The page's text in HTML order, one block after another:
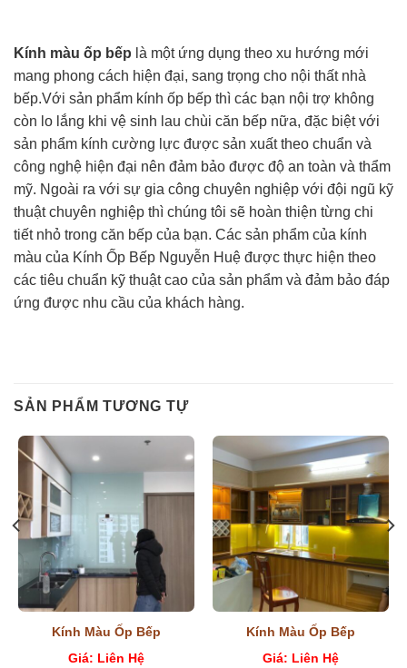
Kính màu ốp bếp là một ứng dụng theo xu hướng mới
mang phong cách hiện đại, sang trọng cho nội thất nhà
bếp.Với sản phẩm kính ốp bếp thì các bạn nội trợ không
còn lo lắng khi vệ sinh lau chùi căn bếp nữa, đặc biệt với
sản phẩm kính cường lực được sản xuất theo chuẩn và
công nghệ hiện đại nên đảm bảo được độ an toàn và thẩm
mỹ. Ngoài ra với sự gia công chuyên nghiệp với đội ngũ kỹ
thuật chuyên nghiệp thì chúng tôi sẽ hoàn thiện từng chi
tiết nhỏ trong căn bếp của bạn. Các sản phẩm của kính
màu của Kính Ốp Bếp Nguyễn Huệ được thực hiện theo
các tiêu chuẩn kỹ thuật cao của sản phẩm và đảm bảo đáp
ứng được nhu cầu của khách hàng.
SẢN PHẨM TƯƠNG TỰ
Kính Màu Ốp Bếp
Giá: Liên Hệ
Kính Màu Ốp Bếp
Giá: Liên Hệ